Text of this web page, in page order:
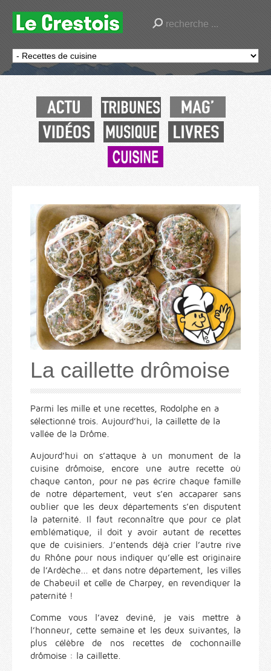
La caillette drômoise
Parmi les mille et une recettes, Rodolphe en a
sélectionné trois. Aujourd’hui, la caillette de la
vallée de la Drôme.
Aujourd’hui on s’attaque à un monument de la
cuisine drômoise, encore une autre recette où
chaque canton, pour ne pas écrire chaque famille
de notre département, veut s’en accaparer sans
oublier que les deux départements s’en disputent
la paternité. Il faut reconnaître que pour ce plat
emblématique, il doit y avoir autant de recettes
que de cuisiniers. J’entends déjà crier l’autre rive
du Rhône pour nous indiquer qu’elle est originaire
de l’Ardèche... et dans notre département, les villes
de Chabeuil et celle de Charpey, en revendiquer la
paternité !
Comme vous l’avez deviné, je vais mettre à
l’honneur, cette semaine et les deux suivantes, la
plus célèbre de nos recettes de cochonnaille
drômoise : la caillette.